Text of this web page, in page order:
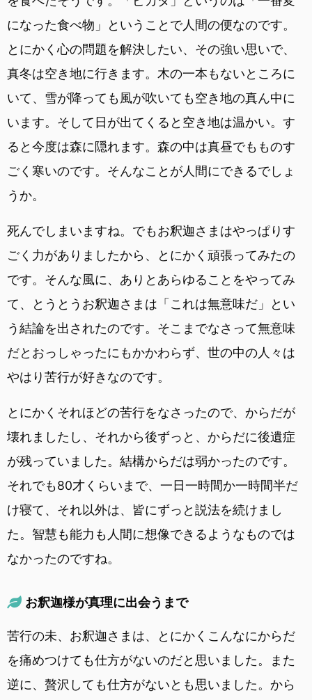
になった食べ物」ということで人間の便なのです。
とにかく心の問題を解決したい、その強い思いで、
真冬は空き地に行きます。木の一本もないところに
いて、雪が降っても風が吹いても空き地の真ん中に
います。そして日が出てくると空き地は温かい。す
ると今度は森に隠れます。森の中は真昼でもものす
ごく寒いのです。そんなことが人間にできるでしょ
うか。
死んでしまいますね。でもお釈迦さまはやっぱりす
ごく力がありましたから、とにかく頑張ってみたの
です。そんな風に、ありとあらゆることをやってみ
て、とうとうお釈迦さまは「これは無意味だ」とい
う結論を出されたのです。そこまでなさって無意味
だとおっしゃったにもかかわらず、世の中の人々は
やはり苦行が好きなのです。
とにかくそれほどの苦行をなさったので、からだが
壊れましたし、それから後ずっと、からだに後遺症
が残っていました。結構からだは弱かったのです。
それでも80才くらいまで、一日一時間か一時間半だ
け寝て、それ以外は、皆にずっと説法を続けまし
た。智慧も能力も人間に想像できるようなものでは
なかったのですね。
お釈迦様が真理に出会うまで
苦行の未、お釈迦さまは、とにかくこんなにからだ
を痛めつけても仕方がないのだと思いました。また
逆に、贅沢しても仕方がないとも思いました。から